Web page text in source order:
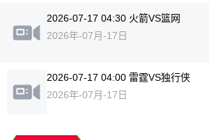
2026-07-17 04:30 火箭VS篮网
2026年-07月-17日
2026-07-17 04:00 雷霆VS独行侠
2026年-07月-17日